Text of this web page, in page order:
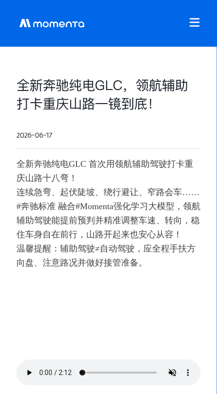
全新奔驰纯电GLC，领航辅助
打卡重庆山路一镜到底！
2026-06-17
全新奔驰纯电GLC 首次用领航辅助驾驶打卡重
庆山路十八弯！
连续急弯、起伏陡坡、绕行避让、窄路会车……
#奔驰标准 融合#Momenta强化学习大模型，领航
辅助驾驶能提前预判并精准调整车速、转向，稳
住车身自在前行，山路开起来也安心从容！
温馨提醒：辅助驾驶≠自动驾驶，应全程手扶方
向盘、注意路况并做好接管准备。